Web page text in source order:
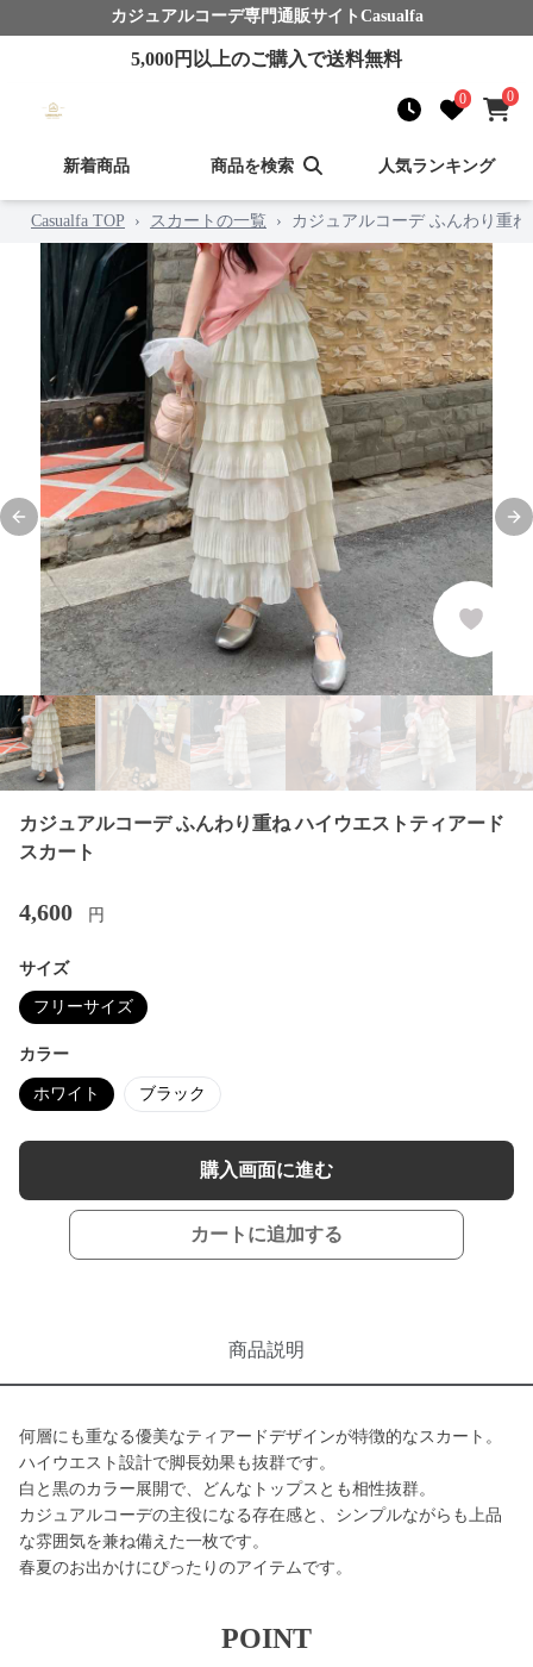
カジュアルコーデ専門通販サイト Casualfa
5,000円以上のご購入で送料無料
0 0
新着商品 商品を検索 人気ランキング
Casualfa TOP › スカートの一覧 › カジュアルコーデ ふんわり重
Previous slide
カジュアルコーデ ふんわり重ね ハイウエストティアード
スカート
4,600 円
サイズ
フリーサイズ
カラー
ホワイト ブラック
購入画面に進む
カートに追加する
商品説明
何層にも重なる優美なティアードデザインが特徴的なスカート。
ハイウエスト設計で脚長効果も抜群です。
白と黒のカラー展開で、どんなトップスとも相性抜群。
カジュアルコーデの主役になる存在感と、シンプルながらも上品
な雰囲気を兼ね備えた一枚です。
春夏のお出かけにぴったりのアイテムです。
POINT